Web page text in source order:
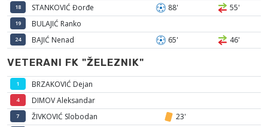
18 STANKOVIĆ Đorđe 88' 55'
19 BULAJIĆ Ranko
24 BAJIĆ Nenad 65' 46'
VETERANI FK "ŽELEZNIK"
1 BRZAKOVIĆ Dejan
4 DIMOV Aleksandar
7 ŽIVKOVIĆ Slobodan 23'